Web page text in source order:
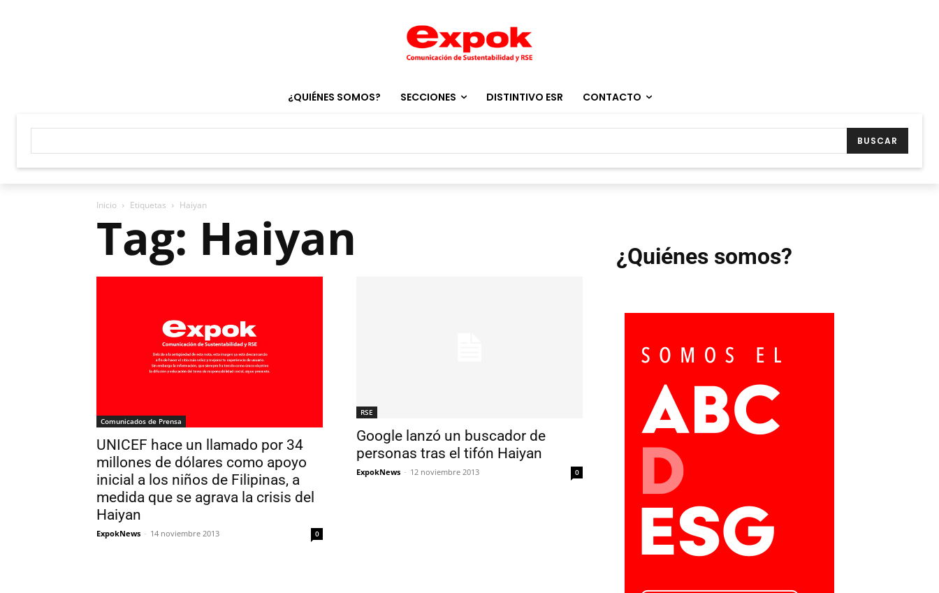
¿QUIÉNES SOMOS? SECCIONES DISTINTIVO ESR CONTACTO
BUSCAR
Inicio Etiquetas Haiyan
Tag: Haiyan
Comunicados de Prensa
UNICEF hace un llamado por 34
millones de dólares como apoyo
inicial a los niños de Filipinas, a
medida que se agrava la crisis del
Haiyan
ExpokNews - 14 noviembre 2013 0
RSE
Google lanzó un buscador de
personas tras el tifón Haiyan
ExpokNews - 12 noviembre 2013 0
¿Quiénes somos?